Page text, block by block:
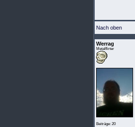
Nach oben
Werrag
Metalflirter
Beiträge: 20